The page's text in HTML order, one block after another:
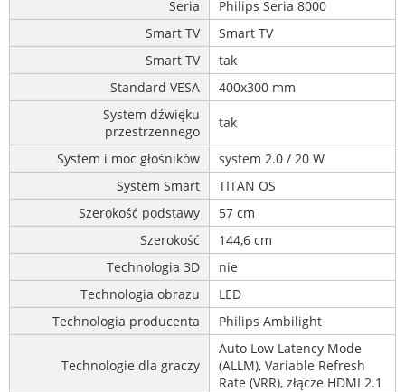
Seria
Philips Seria 8000
Smart TV
Smart TV
Smart TV
tak
Standard VESA
400x300 mm
System dźwięku
przestrzennego
tak
System i moc głośników
system 2.0 / 20 W
System Smart
TITAN OS
Szerokość podstawy
57 cm
Szerokość
144,6 cm
Technologia 3D
nie
Technologia obrazu
LED
Technologia producenta
Philips Ambilight
Technologie dla graczy
Auto Low Latency Mode
(ALLM), Variable Refresh
Rate (VRR), złącze HDMI 2.1